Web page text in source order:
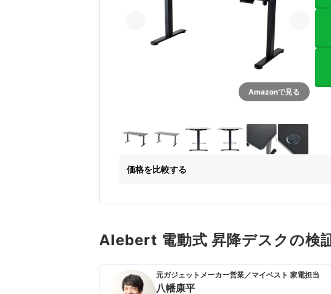
Amazonで見る
価格を比較する
Alebert 電動式 昇降デスクの検
元ガジェットメーカー営業／マイベスト 家電担当
八幡康平